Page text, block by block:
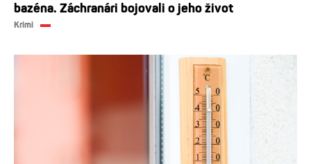
bazéna. Záchranári bojovali o jeho život
Krimi